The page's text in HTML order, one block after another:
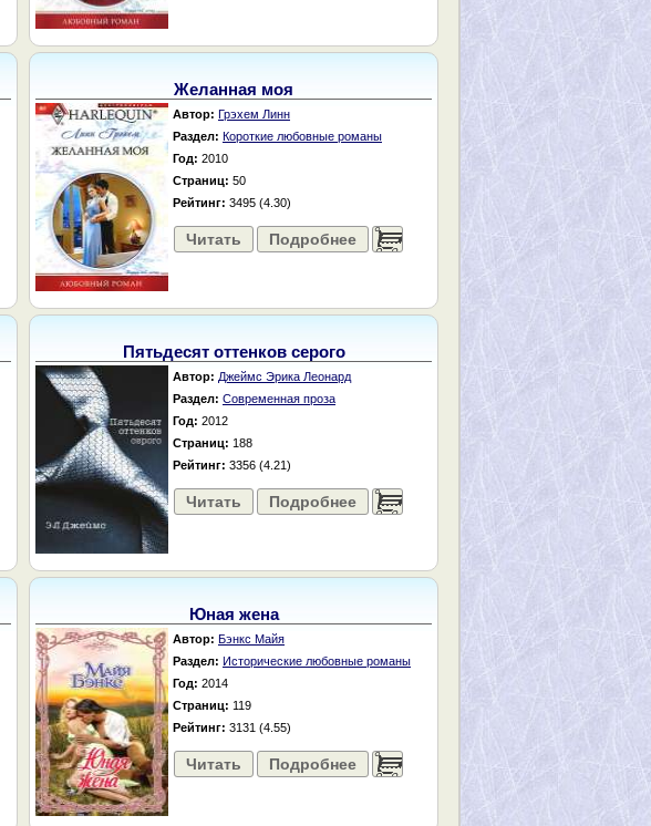
Желанная моя
Автор: Грэхем Линн
Раздел: Короткие любовные романы
Год: 2010
Страниц: 50
Рейтинг: 3495 (4.30)
Читать Подробнее ......
Пятьдесят оттенков серого
Автор: Джеймс Эрика Леонард
Раздел: Современная проза
Год: 2012
Страниц: 188
Рейтинг: 3356 (4.21)
Читать Подробнее ......
Юная жена
Автор: Бэнкс Майя
Раздел: Исторические любовные романы
Год: 2014
Страниц: 119
Рейтинг: 3131 (4.55)
Читать Подробнее ......